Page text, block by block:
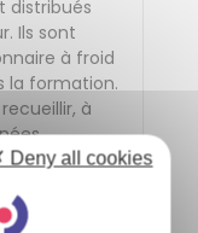
distribués
Ils sont
à froid
la formation.
à
réalisation
sont traitées
Deny all cookies